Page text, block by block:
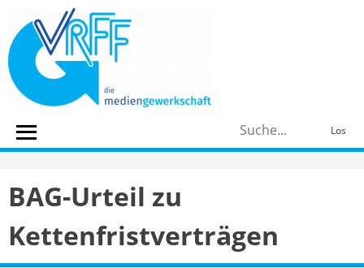
content
Los
BAG-Urteil zu
Kettenfristverträgen